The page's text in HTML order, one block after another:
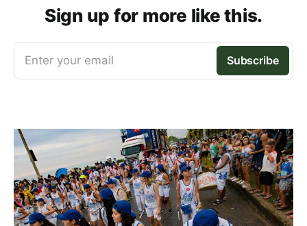
Sign up for more like this.
Enter your email Subscribe